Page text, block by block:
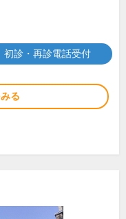
初診・再診電話受付
る